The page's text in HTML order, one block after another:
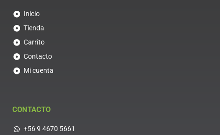
Inicio
Tienda
Carrito
Contacto
Mi cuenta
CONTACTO
+56 9 4670 5661